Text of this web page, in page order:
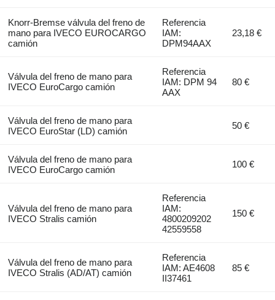
Knorr-Bremse válvula del freno de
mano para IVECO EUROCARGO
camión
Referencia
IAM:
DPM94AAX
23,18 €
Válvula del freno de mano para
IVECO EuroCargo camión
Referencia
IAM: DPM 94
AAX
80 €
Válvula del freno de mano para
IVECO EuroStar (LD) camión
50 €
Válvula del freno de mano para
IVECO EuroCargo camión
100 €
Válvula del freno de mano para
IVECO Stralis camión
Referencia
IAM:
4800209202
42559558
150 €
Válvula del freno de mano para
IVECO Stralis (AD/AT) camión
Referencia
IAM: AE4608
II37461
85 €